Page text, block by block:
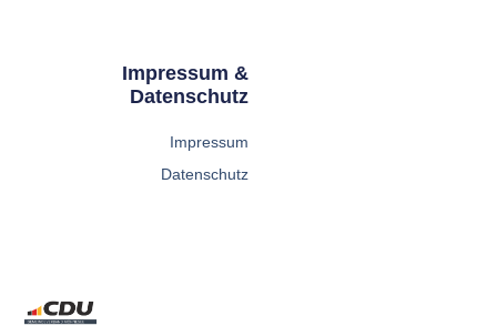
Impressum &
Datenschutz
Impressum
Datenschutz